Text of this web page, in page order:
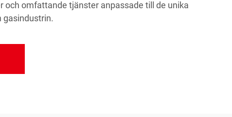
och omfattande tjänster anpassade till de unika
gasindustrin.